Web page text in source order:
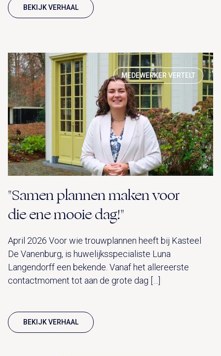
BEKIJK VERHAAL
MEDEWERKER VERTELT
"Samen plannen maken voor
die ene mooie dag!"
April 2026 Voor wie trouwplannen heeft bij Kasteel
De Vanenburg, is huwelijksspecialiste Luna
Langendorff een bekende. Vanaf het allereerste
contactmoment tot aan de grote dag […]
BEKIJK VERHAAL